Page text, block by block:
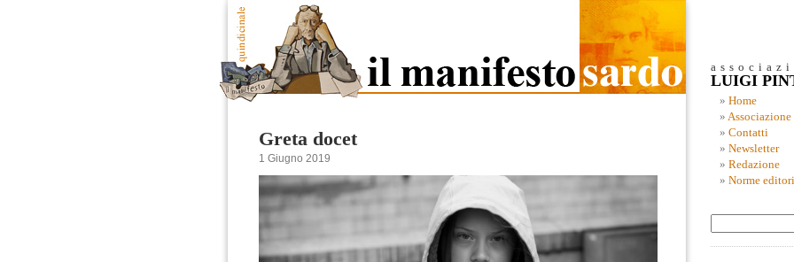
Greta docet
1 Giugno 2019
LUIGI
Home
Associazione
Contatti
Newsletter
Redazione
Norme